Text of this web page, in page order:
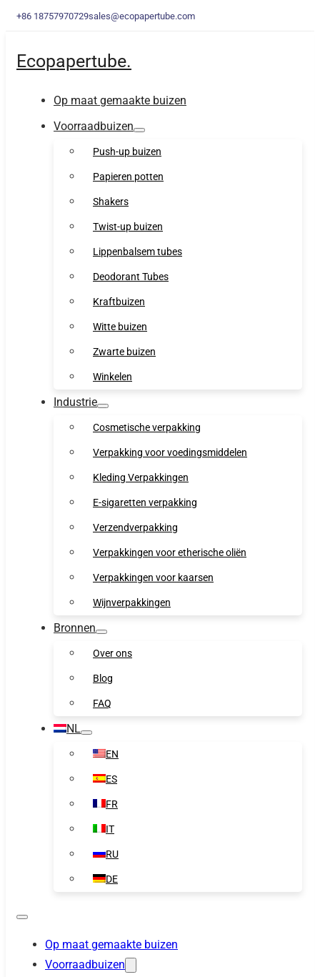
+86 18757970729sales@ecopapertube.com
Ecopapertube.
Op maat gemaakte buizen
Voorraadbuizen
Push-up buizen
Papieren potten
Shakers
Twist-up buizen
Lippenbalsem tubes
Deodorant Tubes
Kraftbuizen
Witte buizen
Zwarte buizen
Winkelen
Industrie
Cosmetische verpakking
Verpakking voor voedingsmiddelen
Kleding Verpakkingen
E-sigaretten verpakking
Verzendverpakking
Verpakkingen voor etherische oliën
Verpakkingen voor kaarsen
Wijnverpakkingen
Bronnen
Over ons
Blog
FAQ
NL
EN
ES
FR
IT
RU
DE
Op maat gemaakte buizen
Voorraadbuizen